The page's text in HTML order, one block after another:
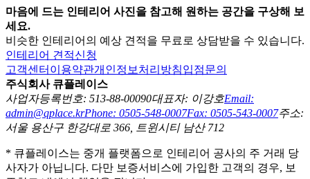
마음에 드는 인테리어 사진을 참고해 원하는 공간을 구상해 보
세요.
비슷한 인테리어의 예상 견적을 무료로 상담받을 수 있습니다.
인테리어 견적신청
고객센터 이용약관개인정보처리방침입점문의
주식회사 큐플레이스
사업자등록번호: 513-88-00090대표자: 이강호Email:
admin@qplace.krPhone: 0505-548-0007Fax: 0505-543-0007주소:
서울 용산구 한강대로 366, 트윈시티 남산 712
* 큐플레이스는 중개 플랫폼으로 인테리어 공사의 주 거래 당
사자가 아닙니다. 다만 보증서비스에 가입한 고객의 경우, 보